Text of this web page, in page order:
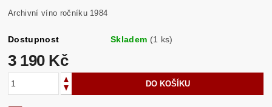
Archivní víno ročníku 1984
Dostupnost Skladem (1 ks)
3 190 Kč